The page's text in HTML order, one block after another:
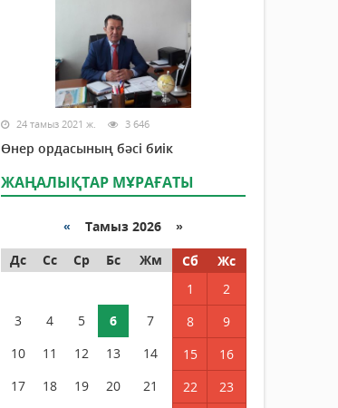
24 тамыз 2021 ж. 3 646
Өнер ордасының бәсі биік
ЖАҢАЛЫҚТАР МҰРАҒАТЫ
« Тамыз 2026 »
Дс
Сс Ср Бс Жм Сб
Жс
1
2
3
4 5 6 7 8
9
10
11 12 13 14 15
16
17
18 19 20 21 22
23